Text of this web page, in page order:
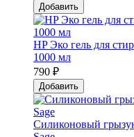
Добавить
HP Эко гель для
1000 мл
790 ₽
Добавить
Силиконовый